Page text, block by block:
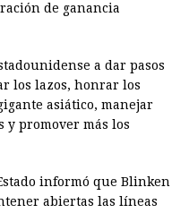
de ganancia
a dar pasos
los lazos, honrar los
asiático, manejar
y promover más los
informó que Blinken
abiertas las líneas